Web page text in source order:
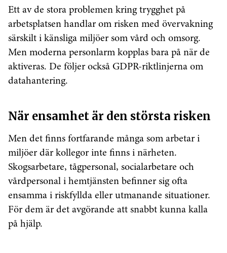
Ett av de stora problemen kring trygghet på
arbetsplatsen handlar om risken med övervakning
särskilt i känsliga miljöer som vård och omsorg.
Men moderna personlarm kopplas bara på när de
aktiveras. De följer också GDPR-riktlinjerna om
datahantering.
När ensamhet är den största risken
Men det finns fortfarande många som arbetar i
miljöer där kollegor inte finns i närheten.
Skogsarbetare, tågpersonal, socialarbetare och
vårdpersonal i hemtjänsten befinner sig ofta
ensamma i riskfyllda eller utmanande situationer.
För dem är det avgörande att snabbt kunna kalla
på hjälp.